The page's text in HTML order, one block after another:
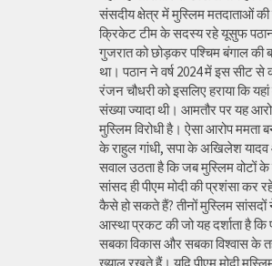
संसदीय क्षेत्र में मुस्लिम मतदाताओं की
क्रिकेट टीम के सदस्य रहे यूसुफ
गुजरात को छोड़कर पश्चिम बंगाल की
था। पठान ने वर्ष 2024 में इस सीट से
रंजन चौधरी को इसलिए हराया कि
संख्या ज्यादा थी। आमतौर पर यह
मुस्लिम विरोधी है। ऐसा आरोप ममता
के राहुल गांधी, सपा के अखिलेश
सवाल उठता है कि जब मुस्लिम वोटों
सांसद ही पीएम मोदी की प्रशंसा कर
कैसे हो सकते हैं? तीनों मुस्लिम सांसदों
आस्था प्रकट की जो यह दर्शाता है कि
सबका विकास और सबका विश्वास के